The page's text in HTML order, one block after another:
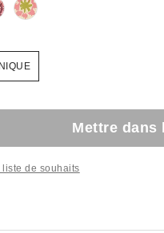
Mettre dans
de souhaits